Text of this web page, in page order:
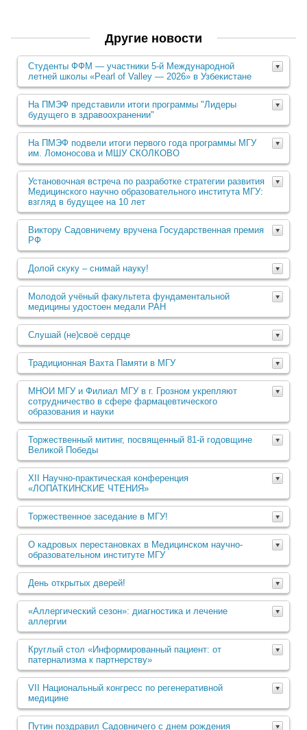
Другие новости
Студенты ФФМ — участники 5‑й Международной
летней школы «Pearl of Valley — 2026» в Узбекистане
На ПМЭФ представили итоги программы "Лидеры
будущего в здравоохранении"
На ПМЭФ подвели итоги первого года программы МГУ
им. Ломоносова и МШУ СКОЛКОВО
Установочная встреча по разработке стратегии развития
Медицинского научно образовательного института МГУ:
взгляд в будущее на 10 лет
Виктору Садовничему вручена Государственная премия
РФ
Долой скуку – снимай науку!
Молодой учёный факультета фундаментальной
медицины удостоен медали РАН
Слушай (не)своё сердце
Традиционная Вахта Памяти в МГУ
МНОИ МГУ и Филиал МГУ в г. Грозном укрепляют
сотрудничество в сфере фармацевтического
образования и науки
Торжественный митинг, посвященный 81-й годовщине
Великой Победы
XII Научно-практическая конференция
«ЛОПАТКИНСКИЕ ЧТЕНИЯ»
Торжественное заседание в МГУ!
О кадровых перестановках в Медицинском научно-
образовательном институте МГУ
День открытых дверей!
«Аллергический сезон»: диагностика и лечение
аллергии
Круглый стол «Информированный пациент: от
патернализма к партнерству»
VII Национальный конгресс по регенеративной
медицине
Путин поздравил Садовничего с днем рождения